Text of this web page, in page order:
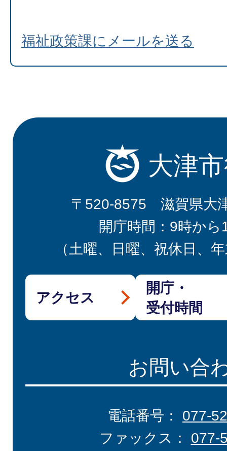
福祉政策課にメールを送る
大津
〒520-8575 滋賀県大
開庁時間：9時から
（土曜、日曜、祝休日、
アクセス
開庁・
受付時間
お問い合
電話番号： 077-
ファックス： 077-